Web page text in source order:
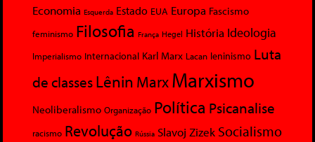
Economia Esquerda Estado EUA Europa Fascismo
feminismo Filosofia França Hegel História Ideologia
Imperialismo Internacional Karl Marx Lacan leninismo Luta
de classesLênin MarxMarxismo
Neoliberalismo Organização Política Psicanalise
racismo Revolução Rússia Slavoj Zizek Socialismo